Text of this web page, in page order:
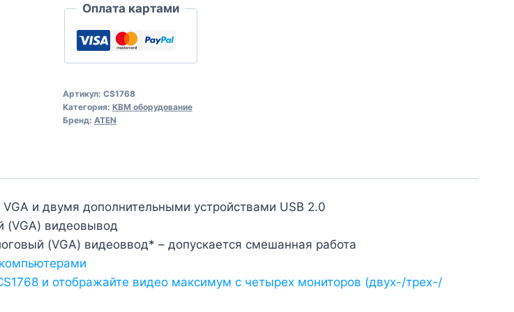
Оплата картами
Артикул: CS1768
Категория: КВМ оборудование
Бренд: ATEN
и двумя дополнительными устройствами USB 2.0
(VGA) видеовывод
(VGA) видеоввод* – допускается смешанная работа
и отображайте видео максимум с четырех мониторов (двух-/трех-/